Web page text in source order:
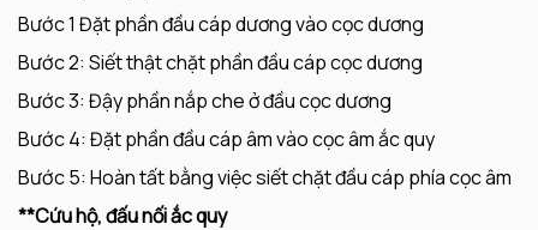
Bước 1 Đặt phần đầu cáp dương vào cọc dương
Bước 2: Siết thật chặt phần đầu cáp cọc dương
Bước 3: Đậy phần nắp che ở đầu cọc dương
Bước 4: Đặt phần đầu cáp âm vào cọc âm ắc quy
Bước 5: Hoàn tất bằng việc siết chặt đầu cáp phía cọc âm
**Cứu hộ, đấu nối ắc quy